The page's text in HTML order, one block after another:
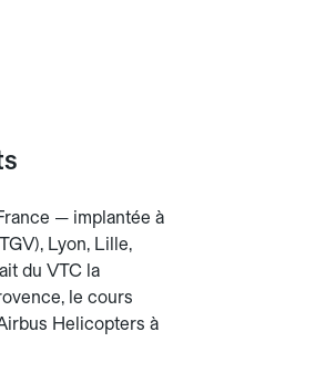
— implantée à
Lyon, Lille,
du VTC la
le cours
Helicopters à